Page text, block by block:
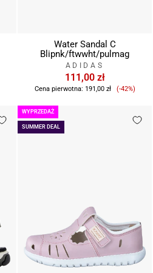
Water Sandal C
Blipnk/ftwwht/pulmag
ADIDAS
111,00 zł
Cena pierwotna: 191,00 zł
Cena
(-42%)
SUMMER DEAL
WYPRZEDAŻ